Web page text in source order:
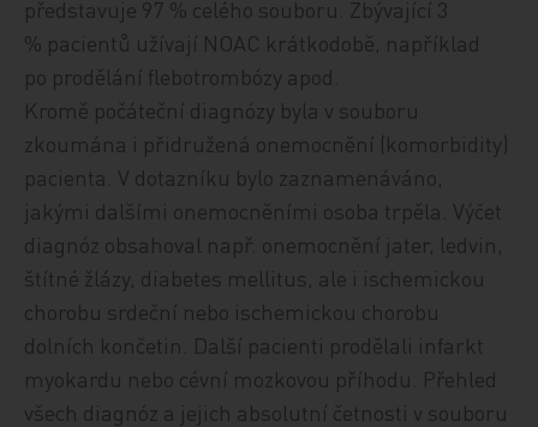
představuje 97 % celého souboru. Zbývající 3
% pacientů užívají NOAC krátkodobě, například
po prodělání flebotrombózy apod.
Kromě počáteční diagnózy byla v souboru
zkoumána i přidružená onemocnění (komorbidity)
pacienta. V dotazníku bylo zaznamenáváno,
jakými dalšími onemocněními osoba trpěla. Výčet
diagnóz obsahoval např. onemocnění jater, ledvin,
štítné žlázy, diabetes mellitus, ale i ischemickou
chorobu srdeční nebo ischemickou chorobu
dolních končetin. Další pacienti prodělali infarkt
myokardu nebo cévní mozkovou příhodu. Přehled
všech diagnóz a jejich absolutní četnosti v souboru